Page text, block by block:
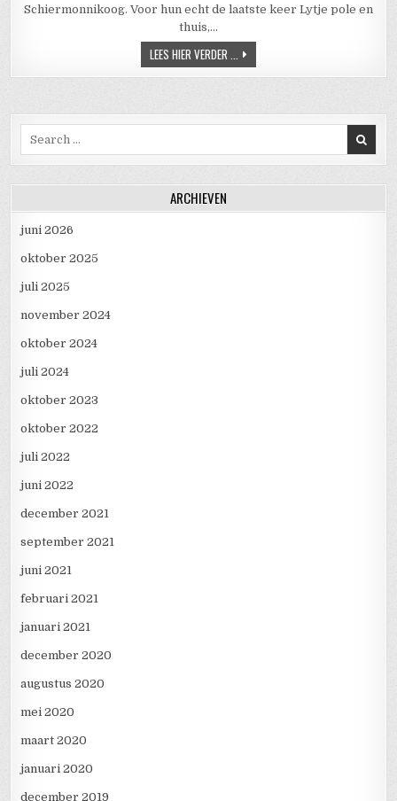
Schiermonnikoog. Voor hun echt de laatste keer Lytje pole en
thuis,…
LEES HIER VERDER ... KUBB KAMPIOENSCHAPPEN
Search for:
ARCHIEVEN
juni 2026
oktober 2025
juli 2025
november 2024
oktober 2024
juli 2024
oktober 2023
oktober 2022
juli 2022
juni 2022
december 2021
september 2021
juni 2021
februari 2021
januari 2021
december 2020
augustus 2020
mei 2020
maart 2020
januari 2020
december 2019